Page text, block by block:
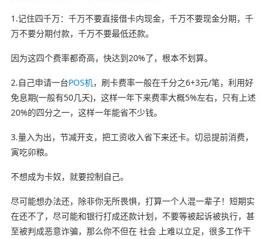
1.记住四千万：千万不要直接借卡内现金，千万不要现金分期，千
万不要分期付款，千万不要最低还款。
因为这四个费率都奇高，快达到20%了，根本不划算。
2.自己申请一台POS机，刷卡费率一般在千分之6+3元/笔，利用好
免息期(一般有50几天)，这样一年下来费率大概5%左右，只有上述
20%的四分之一，这样一年能省不少钱。
3.量入为出，节减开支，把工资收入省下来还卡。切忌提前消费，
寅吃卯粮。
不想成为卡奴，就要控制自己。
尽可能想办法还，除非你无所畏惧，打算一个人混一辈子！短期实
在还不了，尽可能和银行打成还款计划，不要等被起诉被执行，甚
至被判成恶意诈骗，那么你不但在 社会 上难以立足，很多工作干